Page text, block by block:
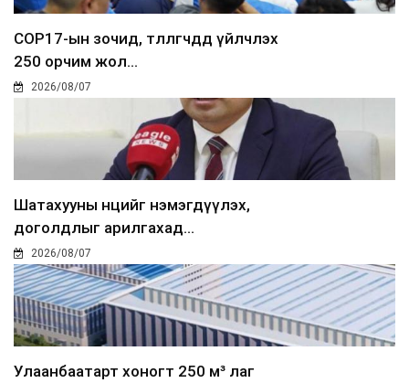
COP17-ын зочид, төлөөлөгчдөд үйлчлэх
250 орчим жол...
2026/08/07
Шатахууны нөөцийг нэмэгдүүлэх,
доголдлыг арилгахад...
2026/08/07
Улаанбаатарт хоногт 250 м³ лаг